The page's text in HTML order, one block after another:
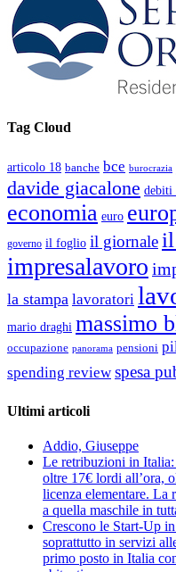
Tag Cloud
articolo 18 banche bce burocrazia
davide giacalone debiti
economia euro
governo il foglio il giornale
impresalavoro
la stampa lavoratori
mario draghi massimo
occupazione panorama pensioni
spending review spesa
Ultimi articoli
Addio, Giuseppe
Le retribuzioni in Italia:
oltre 17€ lordi all’ora,
licenza elementare. La
a quella maschile in
Crescono le Start-Up
soprattutto in servizi
primo posto in Italia